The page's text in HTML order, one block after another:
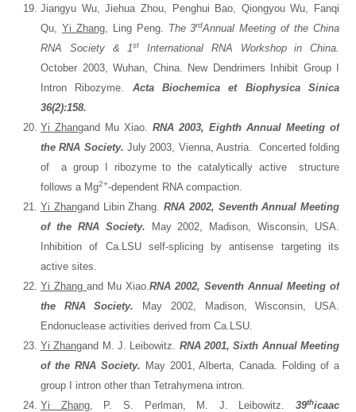
Jiangyu Wu, Jiehua Zhou, Penghui Bao, Qiongyou Wu, Fanqi
Qu, Yi Zhang, Ling Peng. The 3rdAnnual Meeting of the China
RNA Society & 1st
International RNA Workshop in China.
October 2003, Wuhan, China. New Dendrimers Inhibit Group I
Intron Ribozyme. Acta Biochemica et Biophysica Sinica
36(2):158.
Yi Zhangand Mu Xiao. RNA 2003, Eighth Annual Meeting of
the RNA Society. July 2003, Vienna, Austria. Concerted folding
of a group I ribozyme to the catalytically active structure
follows a Mg2+-dependent RNA compaction.
Yi Zhangand Libin Zhang. RNA 2002, Seventh Annual Meeting
of the RNA Society. May 2002, Madison, Wisconsin, USA.
Inhibition of Ca.LSU self-splicing by antisense targeting its
active sites.
Yi Zhang and Mu Xiao.RNA 2002, Seventh Annual Meeting of
the RNA Society. May 2002, Madison, Wisconsin, USA.
Endonuclease activities derived from Ca.LSU.
Yi Zhangand M. J. Leibowitz. RNA 2001, Sixth Annual Meeting
of the RNA Society. May 2001, Alberta, Canada. Folding of a
group I intron other than Tetrahymena intron.
Yi Zhang, P. S. Perlman, M. J. Leibowitz. 39thicaac